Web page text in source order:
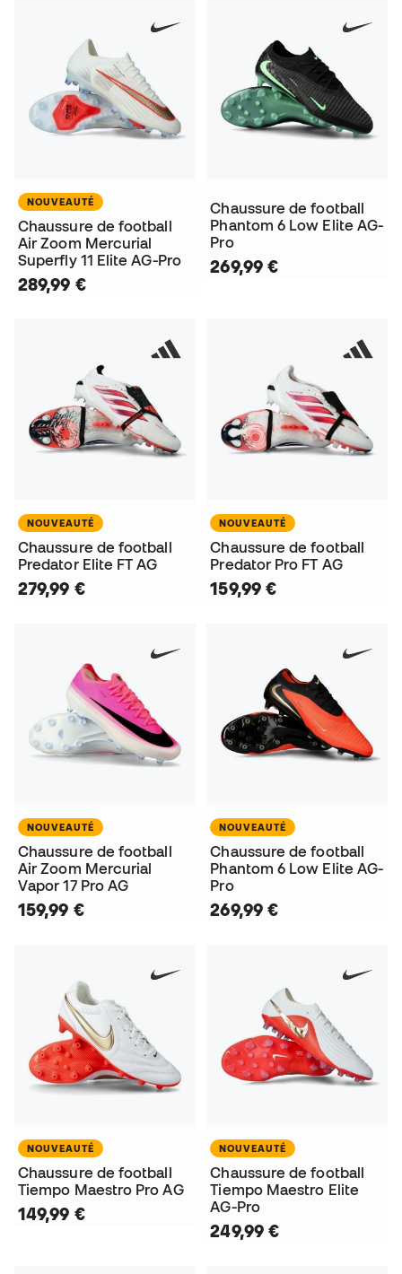
NOUVEAUTÉ
Chaussure de football
Air Zoom Mercurial
Superfly 11 Elite AG-Pro
289,99 €
Chaussure de football
Phantom 6 Low Elite AG-
Pro
269,99 €
NOUVEAUTÉ
Chaussure de football
Predator Elite FT AG
279,99 €
NOUVEAUTÉ
Chaussure de football
Predator Pro FT AG
159,99 €
NOUVEAUTÉ
Chaussure de football
Air Zoom Mercurial
Vapor 17 Pro AG
159,99 €
NOUVEAUTÉ
Chaussure de football
Phantom 6 Low Elite AG-
Pro
269,99 €
NOUVEAUTÉ
Chaussure de football
Tiempo Maestro Pro AG
149,99 €
NOUVEAUTÉ
Chaussure de football
Tiempo Maestro Elite
AG-Pro
249,99 €